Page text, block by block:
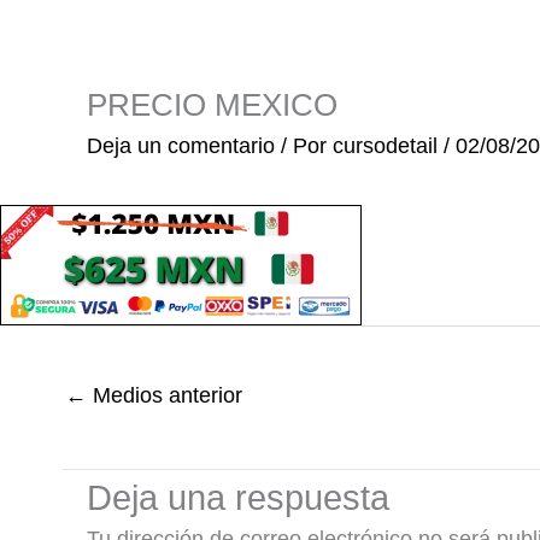
PRECIO MEXICO
Deja un comentario / Por cursodetail / 02/08/
← Medios anterior
Deja una respuesta